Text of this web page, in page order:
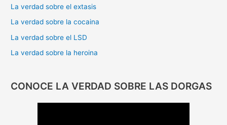
La verdad sobre el extasis
La verdad sobre la cocaina
La verdad sobre el LSD
La verdad sobre la heroina
CONOCE LA VERDAD SOBRE LAS DORGAS